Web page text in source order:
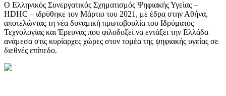
Ο Ελληνικός Συνεργατικός Σχηματισμός Ψηφιακής Υγείας –
HDHC – ιδρύθηκε τον Μάρτιο του 2021, με έδρα στην Αθήνα,
αποτελώντας τη νέα δυναμική πρωτοβουλία του Ιδρύματος
Τεχνολογίας και Έρευνας που φιλοδοξεί να εντάξει την Ελλάδα
ανάμεσα στις κυρίαρχες χώρες στον τομέα της ψηφιακής υγείας σε
διεθνές επίπεδο.